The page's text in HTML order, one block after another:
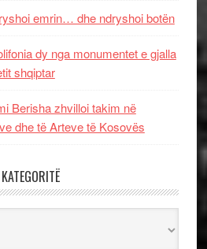
emrin… dhe ndryshoi botën
dy nga monumentet e gjalla
shqiptar
Berisha zhvilloi takim në
dhe të Arteve të Kosovës
KATEGORITË